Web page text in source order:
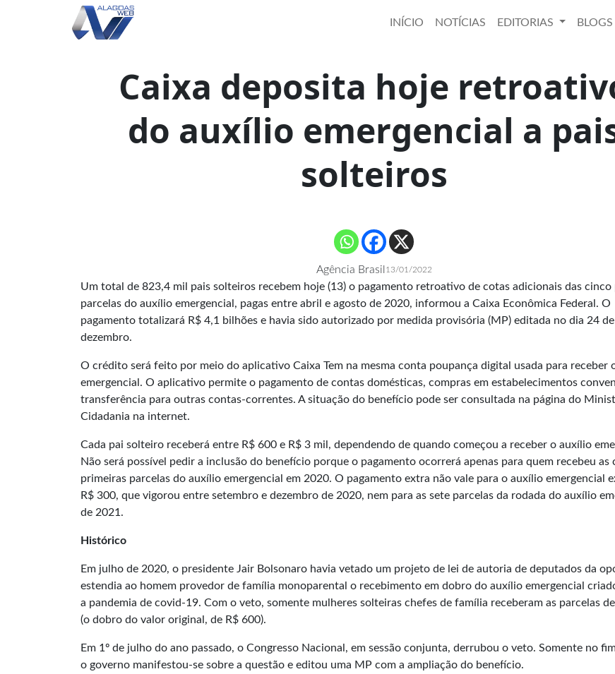
INÍCIO NOTÍCIAS EDITORIAS BLOGS
Caixa deposita hoje
do auxílio emergencial a
solteiros
Agência Brasil 13/01/2022
Um total de 823,4 mil pais solteiros recebem hoje (13) o pagamento retroativo de cotas adicionais das cinco
parcelas do auxílio emergencial, pagas entre abril e agosto de 2020, informou a Caixa Econômica Federal. O
pagamento totalizará R$ 4,1 bilhões e havia sido autorizado por medida provisória (MP) editada no dia 24 de
dezembro.
O crédito será feito por meio do aplicativo Caixa Tem na mesma conta poupança digital usada para receber
emergencial. O aplicativo permite o pagamento de contas domésticas, compras em estabelecimentos
transferência para outras contas-correntes. A situação do benefício pode ser consultada na página do
Cidadania na internet.
Cada pai solteiro receberá entre R$ 600 e R$ 3 mil, dependendo de quando começou a receber o auxílio
Não será possível pedir a inclusão do benefício porque o pagamento ocorrerá apenas para quem recebeu as
primeiras parcelas do auxílio emergencial em 2020. O pagamento extra não vale para o auxílio emergencial
R$ 300, que vigorou entre setembro e dezembro de 2020, nem para as sete parcelas da rodada do auxílio
de 2021.
Histórico
Em julho de 2020, o presidente Jair Bolsonaro havia vetado um projeto de lei de autoria de deputados da
estendia ao homem provedor de família monoparental o recebimento em dobro do auxílio emergencial
a pandemia de covid-19. Com o veto, somente mulheres solteiras chefes de família receberam as parcelas de
(o dobro do valor original, de R$ 600).
Em 1º de julho do ano passado, o Congresso Nacional, em sessão conjunta, derrubou o veto. Somente no
o governo manifestou-se sobre a questão e editou uma MP com a ampliação do benefício.